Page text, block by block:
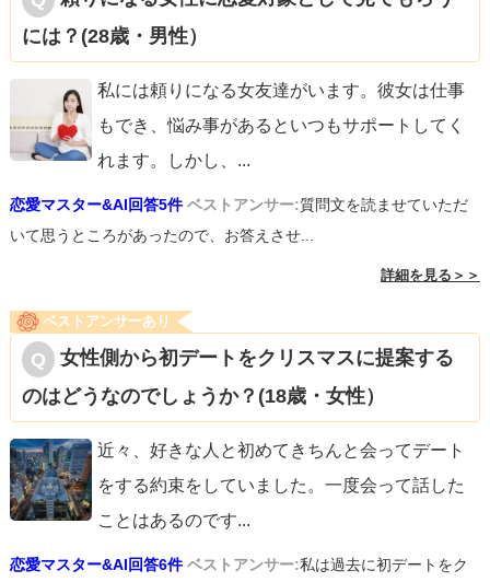
には？(28歳・男性）
私には頼りになる女友達がいます。彼女は仕事
もでき、悩み事があるといつもサポートしてく
れます。しかし、 ...
恋愛マスター&AI回答5件 ベストアンサー:質問文を読ませていただ
いて思うところがあったので、お答えさせ...
詳細を見る＞＞
ベストアンサーあり
女性側から初デートをクリスマスに提案する
のはどうなのでしょうか？(18歳・女性）
近々、好きな人と初めてきちんと会ってデート
をする約束をしていました。一度会って話した
ことはあるのです...
恋愛マスター&AI回答6件 ベストアンサー:私は過去に初デートをク